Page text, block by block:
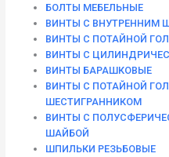
БОЛТЫ МЕБЕЛЬНЫЕ
ВИНТЫ С ВНУТРЕННИМ
ВИНТЫ С ПОТАЙНОЙ
ВИНТЫ С
ВИНТЫ БАРАШКОВЫЕ
ВИНТЫ С ПОТАЙНОЙ
ШЕСТИГРАННИКОМ
ВИНТЫ С
ШАЙБОЙ
ШПИЛЬКИ РЕЗЬБОВЫЕ